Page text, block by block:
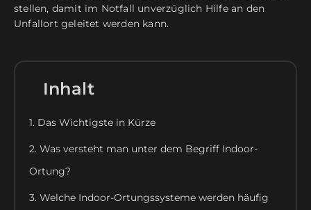
stellen, damit im Notfall unverzüglich Hilfe an den
Unfallort geleitet werden kann.
Inhalt
1. Das Wichtigste in Kürze
2. Was versteht man unter dem Begriff Indoor-
Ortung?
3. Welche Indoor-Ortungssysteme werden häufig